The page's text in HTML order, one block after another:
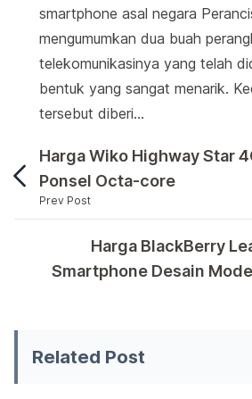
smartphone asal negara
mengumumkan dua buah
telekomunikasinya yang telah
bentuk yang sangat menarik.
tersebut diberi…
Harga Wiko Highway Star
Ponsel Octa-core
Prev Post
Selain Wiko Highway Star
Harga BlackBerry
Smartphone Desain
Related Post